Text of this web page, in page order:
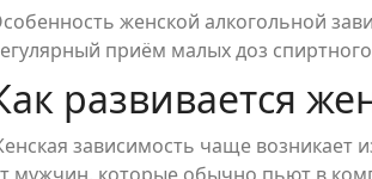
женской алкогольной
приём малых доз
развивается
зависимость чаще возникает